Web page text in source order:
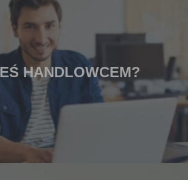
HANDLOWCEM?